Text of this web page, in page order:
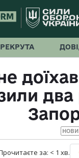
два
за: < 1 хв.